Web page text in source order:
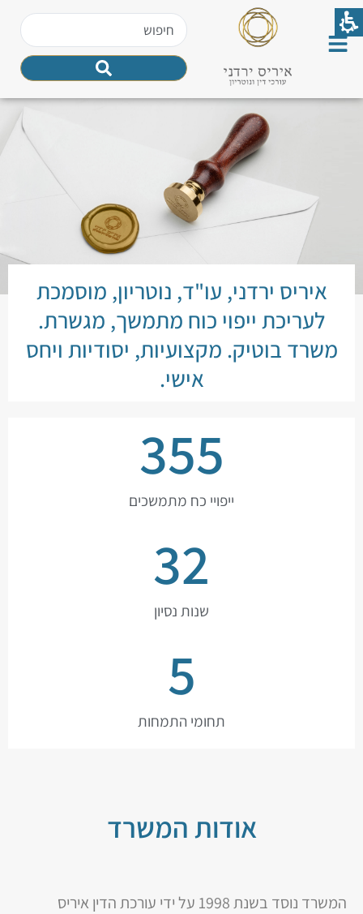
איריס ירדני, עו"ד, נוטריון, מוסמכת
לעריכת ייפוי כוח מתמשך, מגשרת.
משרד בוטיק. מקצועיות, יסודיות ויחס
אישי.
ייפויי כח מתמשכים
355
שנות נסיון
32
תחומי התמחות
5
אודות המשרד
המשרד נוסד בשנת 1998 על ידי עורכת הדין איריס